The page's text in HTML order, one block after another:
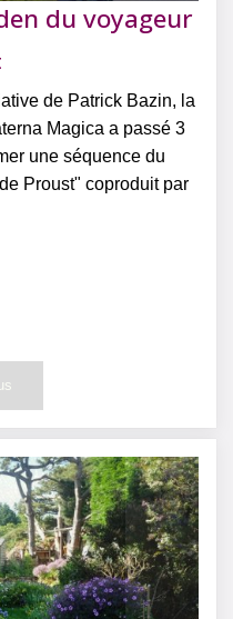
du voyageur
de Patrick Bazin, la
Magica a passé 3
une séquence du
Proust" coproduit par